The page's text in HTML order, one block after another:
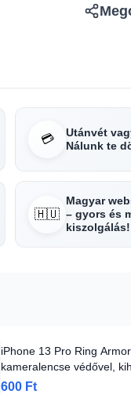
💳
Utánvét
Nálunk te
🇭🇺
Magyar
– gyors és
kiszolgálás!
iPhone 13 Pro Ring
kameralencse védővel,
támasszal, kártyatartóval
600 Ft